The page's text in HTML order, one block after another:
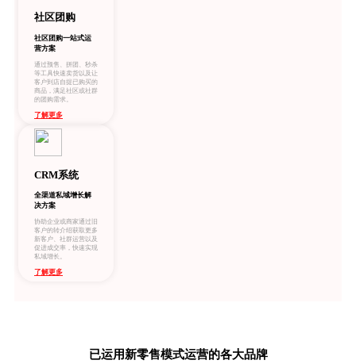
社区团购
社区团购一站式运
营方案
通过预售、拼团、秒杀
等工具快速卖货以及让
客户到店自提已购买的
商品，满足社区或社群
的团购需求。
了解更多
CRM系统
全渠道私域增长解
决方案
协助企业或商家通过旧
客户的转介绍获取更多
新客户、社群运营以及
促进成交率，快速实现
私域增长。
了解更多
已运用新零售模式运营的各大品牌